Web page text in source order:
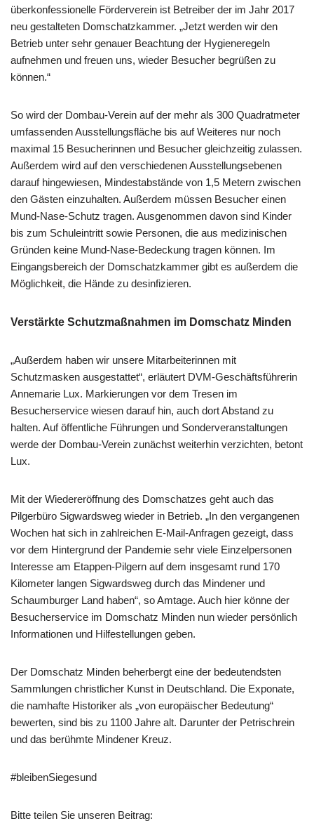
überkonfessionelle Förderverein ist Betreiber der im Jahr 2017
neu gestalteten Domschatzkammer. „Jetzt werden wir den
Betrieb unter sehr genauer Beachtung der Hygieneregeln
aufnehmen und freuen uns, wieder Besucher begrüßen zu
können.“
So wird der Dombau-Verein auf der mehr als 300 Quadratmeter
umfassenden Ausstellungsfläche bis auf Weiteres nur noch
maximal 15 Besucherinnen und Besucher gleichzeitig zulassen.
Außerdem wird auf den verschiedenen Ausstellungsebenen
darauf hingewiesen, Mindestabstände von 1,5 Metern zwischen
den Gästen einzuhalten. Außerdem müssen Besucher einen
Mund-Nase-Schutz tragen. Ausgenommen davon sind Kinder
bis zum Schuleintritt sowie Personen, die aus medizinischen
Gründen keine Mund-Nase-Bedeckung tragen können. Im
Eingangsbereich der Domschatzkammer gibt es außerdem die
Möglichkeit, die Hände zu desinfizieren.
Verstärkte Schutzmaßnahmen im Domschatz Minden
„Außerdem haben wir unsere Mitarbeiterinnen mit
Schutzmasken ausgestattet“, erläutert DVM-Geschäftsführerin
Annemarie Lux. Markierungen vor dem Tresen im
Besucherservice wiesen darauf hin, auch dort Abstand zu
halten. Auf öffentliche Führungen und Sonderveranstaltungen
werde der Dombau-Verein zunächst weiterhin verzichten, betont
Lux.
Mit der Wiedereröffnung des Domschatzes geht auch das
Pilgerbüro Sigwardsweg wieder in Betrieb. „In den vergangenen
Wochen hat sich in zahlreichen E-Mail-Anfragen gezeigt, dass
vor dem Hintergrund der Pandemie sehr viele Einzelpersonen
Interesse am Etappen-Pilgern auf dem insgesamt rund 170
Kilometer langen Sigwardsweg durch das Mindener und
Schaumburger Land haben“, so Amtage. Auch hier könne der
Besucherservice im Domschatz Minden nun wieder persönlich
Informationen und Hilfestellungen geben.
Der Domschatz Minden beherbergt eine der bedeutendsten
Sammlungen christlicher Kunst in Deutschland. Die Exponate,
die namhafte Historiker als „von europäischer Bedeutung“
bewerten, sind bis zu 1100 Jahre alt. Darunter der Petrischrein
und das berühmte Mindener Kreuz.
#bleibenSiegesund
Bitte teilen Sie unseren Beitrag: